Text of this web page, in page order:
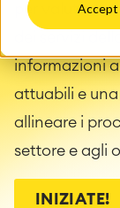
Accept
per valutare
dei servizi
informazioni
attuabili e
allineare i
settore e agli
INIZIATE!